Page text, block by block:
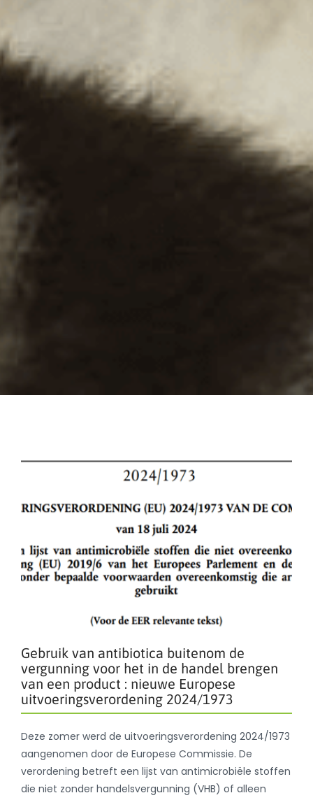
Gebruik van antibiotica buitenom de
vergunning voor het in de handel brengen
van een product : nieuwe Europese
uitvoeringsverordening 2024/1973
Deze zomer werd de uitvoeringsverordening 2024/1973
aangenomen door de Europese Commissie. De
verordening betreft een lijst van antimicrobiële stoffen
die niet zonder handelsvergunning (VHB) of alleen